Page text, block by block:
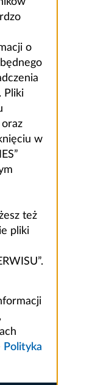
o
Pliki
oraz
w
też
pliki
Polityka